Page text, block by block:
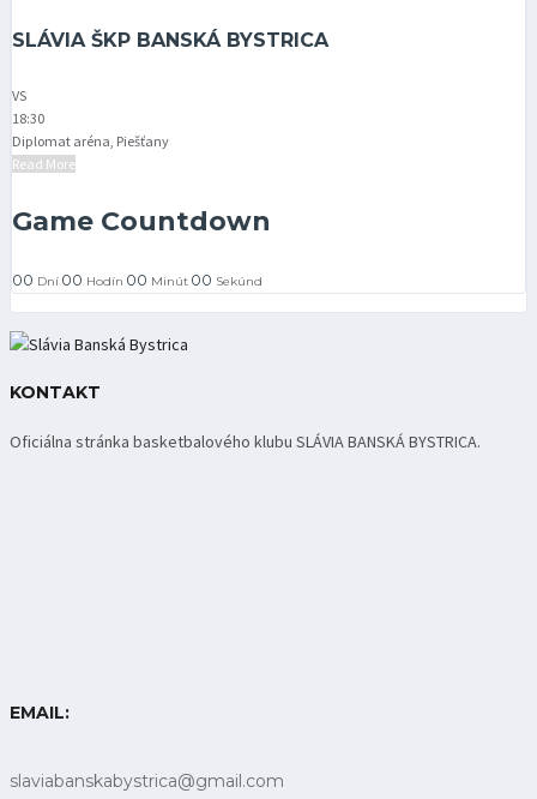
SLÁVIA ŠKP BANSKÁ BYSTRICA
VS
18:30
Diplomat aréna, Piešťany
Read More
Game Countdown
00 Dní 00 Hodín 00 Minút 00 Sekúnd
KONTAKT
Oficiálna stránka basketbalového klubu SLÁVIA BANSKÁ BYSTRICA.
EMAIL:
slaviabanskabystrica@gmail.com